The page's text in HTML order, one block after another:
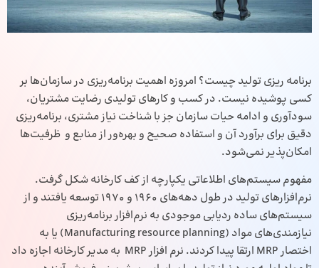
برنامه ریزی تولید چیست؟ امروزه اهمیت برنامه‌ریزی در سازمان‌ها بر
کسی پوشیده نیست. در کسب و کارهای تولیدی رضایت مشتریان،
سودآوری و ادامه حیات سازمان جز با شناخت نیاز مشتری، برنامه‌ریزی
دقیق برای برآورد آن و استفاده صحیح و بهره‌ور از منابع و ظرفیت‌ها
امکان‌پذیر نمی‌شود.
مفهوم سیستم‌های اطلاعاتی یکپارچه از کف کارخانه شکل گرفت.
نرم‌‌افزارهای تولید در طول دهه‌های 1960 و 1970 توسعه یافتند و از
سیستم‌‌های ساده ردیابی موجودی به نرم‌‌افزار برنامه‌ریزی
نیازمندی‌های مواد (Manufacturing resource planning) یا به
اختصار MRP ارتقا پیدا کردند. نرم افزار MRP به مدیر کارخانه اجازه داد